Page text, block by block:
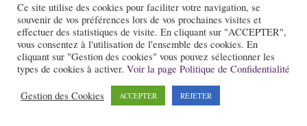
20
AOÛ
Ariane Racicot Trio
Donzère
20
Ce site utilise des cookies pour faciliter votre navigation, se
souvenir de vos préférences lors de vos prochaines visites et
effectuer des statistiques de visite. En cliquant sur "ACCEPTER",
vous consentez à l'utilisation de l'ensemble des cookies. En
cliquant sur "Gestion des cookies" vous pouvez sélectionner les
types de cookies à activer. Voir la page Politique de Confidentialité
Gestion des Cookies ACCEPTER REJETER